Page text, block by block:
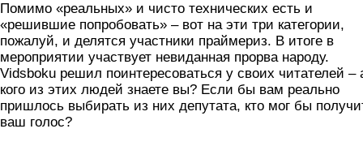
Помимо «реальных» и чисто технических есть и
«решившие попробовать» – вот на эти три категории,
пожалуй, и делятся участники праймериз. В итоге в
мероприятии участвует невиданная прорва народу.
Vidsboku решил поинтересоваться у своих читателей –
кого из этих людей знаете вы? Если бы вам реально
пришлось выбирать из них депутата, кто мог бы
ваш голос?